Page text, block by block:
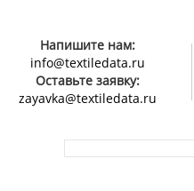
Напишите нам:
info@textiledata.ru
Оставьте заявку:
zayavka@textiledata.ru